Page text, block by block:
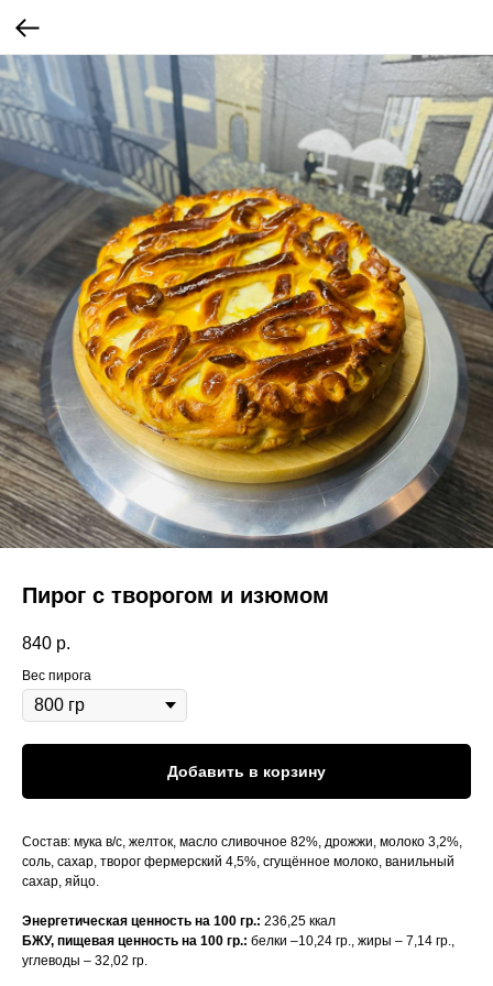
Пирог с творогом и изюмом
840 р.
Вес пирога
Добавить в корзину
Состав: мука в/c, желток, масло сливочное 82%, дрожжи, молоко 3,2%,
соль, сахар, творог фермерский 4,5%, сгущённое молоко, ванильный
сахар, яйцо.
Энергетическая ценность на 100 гр.: 236,25 ккал
БЖУ, пищевая ценность на 100 гр.: белки –10,24 гр., жиры – 7,14 гр.,
углеводы – 32,02 гр.